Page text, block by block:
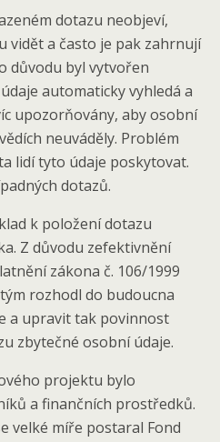
dotazu neobjeví,
vidět a často je pak zahrnují
důvodu byl vytvořen
automaticky vyhledá a
upozorňovány, aby osobní
neuváděly. Problém
lidí tyto údaje poskytovat.
dotazů.
k položení dotazu
Z důvodu zefektivnění
zákona č. 106/1999
rozhodl do budoucna
a upravit tak povinnost
zbytečné osobní údaje.
projektu bylo
a finančních prostředků.
velké míře postaral Fond